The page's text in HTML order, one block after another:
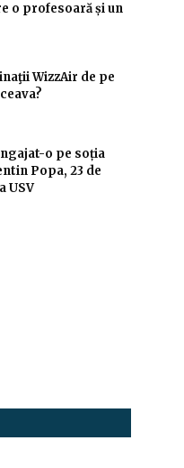
o profesoară și un
WizzAir de pe
o pe soția
Popa, 23 de
USV